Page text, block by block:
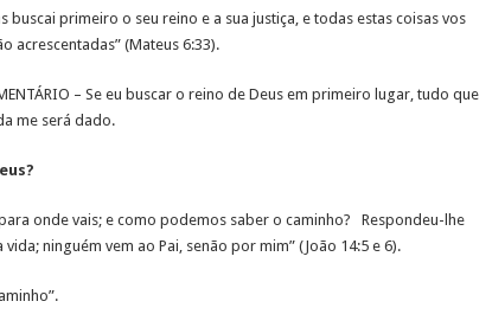
buscai primeiro o seu reino e a sua justiça, e todas estas coisas vos
acrescentadas” (Mateus 6:33).
– Se eu buscar o reino de Deus em primeiro lugar, tudo que
me será dado.
onde vais; e como podemos saber o caminho? Respondeu-lhe
vida; ninguém vem ao Pai, senão por mim” (João 14:5 e 6).